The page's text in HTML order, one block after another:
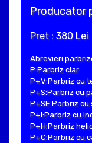
Producator
Pret : 380 Lei
Abrevieri
P:Parbriz clar
P+V:Parbriz cu
P+S:Parbriz cu
P+SE:Parbriz cu
P+I:Parbriz cu
P+H:Parbriz
P+C:Parbriz cu